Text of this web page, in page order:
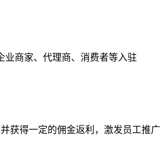
业商家、代理商、消费者等入驻
获得一定的佣金返利，激发员工推广